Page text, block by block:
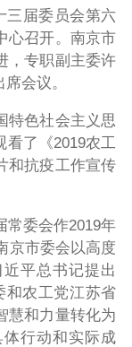
三届委员会第六
心召开。南京市
，专职副主委许
会议。
特色社会主义思
看了《2019农工
和抗疫工作宣传
常委会作2019年
京市委会以高度
近平总书记提出
和农工党江苏省
慧和力量转化为
行动和实际成